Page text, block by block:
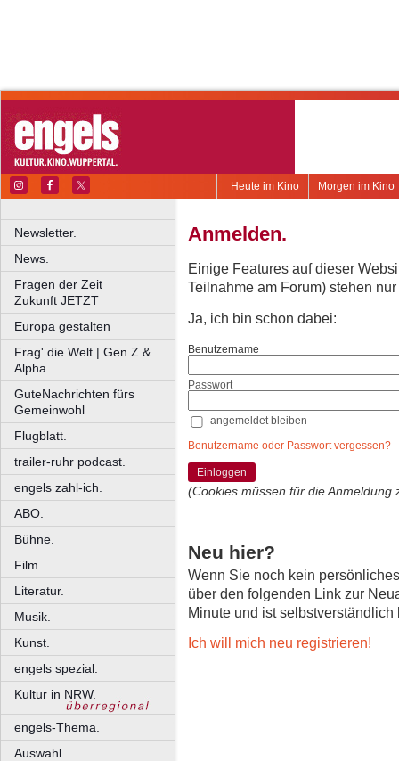
Morgen im Kino
Heute im Kino
Newsletter.
News.
Fragen der Zeit
Zukunft JETZT
Europa gestalten
Frag' die Welt | Gen Z &
Alpha
GuteNachrichten fürs
Gemeinwohl
Flugblatt.
trailer-ruhr podcast.
engels zahl-ich.
ABO.
Bühne.
Film.
Literatur.
Musik.
Kunst.
engels spezial.
Kultur in NRW.
engels-Thema.
Auswahl.
Anmelden.
Einige Features auf dieser
Teilnahme am Forum) stehen
Ja, ich bin schon dabei:
Benutzername
Passwort
angemeldet bleiben
Benutzername oder Passwort vergessen?
Einloggen
(Cookies müssen für die Anmeldung
Neu hier?
Wenn Sie noch kein
über den folgenden Link zur
Minute und ist selbstverständlich
Ich will mich neu registrieren!